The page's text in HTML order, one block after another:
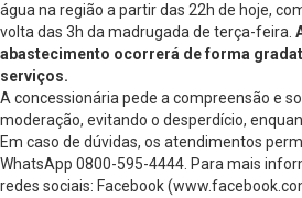
água na região a partir das 22h de hoje,
volta das 3h da madrugada de terça-feira.
abastecimento ocorrerá de forma
serviços.
A concessionária pede a compreensão e
moderação, evitando o desperdício,
Em caso de dúvidas, os atendimentos
WhatsApp 0800-595-4444. Para mais
redes sociais: Facebook